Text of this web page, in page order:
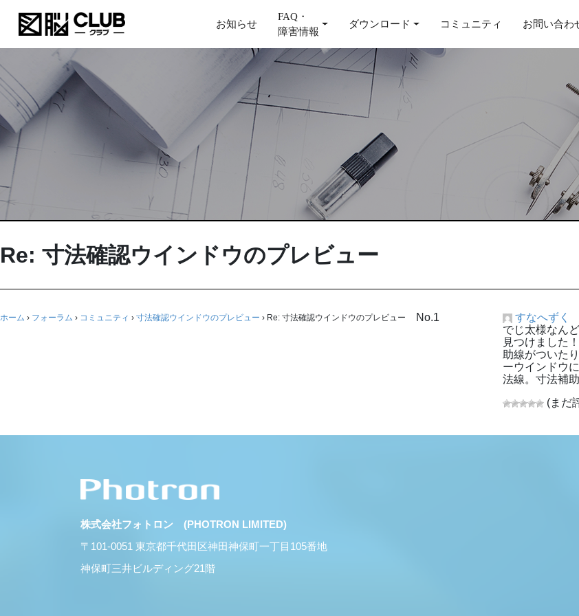
お知らせ
FAQ・
障害情報
ダウンロード コミュニティ お問い合わ
Re: 寸法確認ウインドウのプレビュー
ホーム › フォーラム › コミュニティ › 寸法確認ウインドウのプレビュー › Re: 寸法確認ウインドウのプレビュー No.1
すなへずく
でじ太様なん
見つけました
助線がついた
ーウインドウ
法線。寸法補
(まだ
株式会社フォトロン (PHOTRON LIMITED)
〒101-0051 東京都千代田区神田神保町一丁目105番地
神保町三井ビルディング21階